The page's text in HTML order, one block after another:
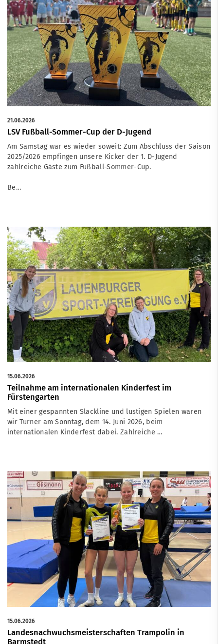
21.06.2026
LSV Fußball-Sommer-Cup der D-Jugend
Am Samstag war es wieder soweit: Zum Abschluss der Saison
2025/2026 empfingen unsere Kicker der 1. D-Jugend
zahlreiche Gäste zum Fußball-Sommer-Cup.
Be…
15.06.2026
Teilnahme am internationalen Kinderfest im
Fürstengarten
Mit einer gespannten Slackline und lustigen Spielen waren
wir Turner am Sonntag, dem 14. Juni 2026, beim
internationalen Kinderfest dabei. Zahlreiche …
15.06.2026
Landesnachwuchsmeisterschaften Trampolin in
Barmstedt